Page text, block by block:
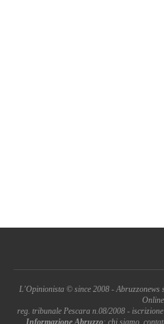
L'Opinionista © since 2008 -
Online
reg. tribunale Pescara n.08/2008 -
Informazione Abruzzo: chi siamo,